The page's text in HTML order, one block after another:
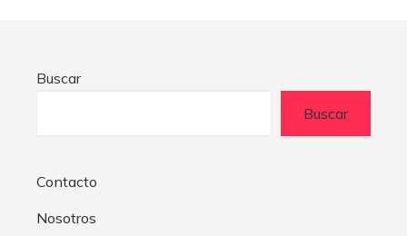
Buscar
Buscar
Contacto
Nosotros